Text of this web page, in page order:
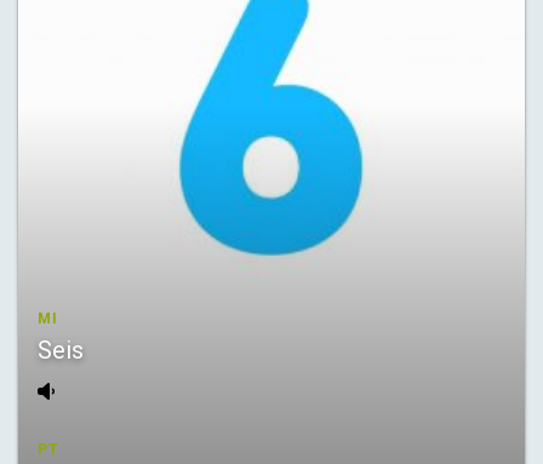
MI
Seis
PT